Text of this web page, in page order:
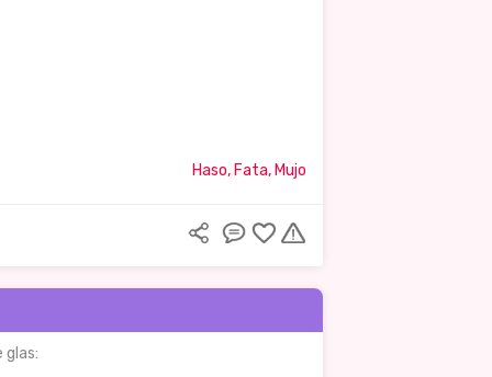
Haso, Fata, Mujo
glas: